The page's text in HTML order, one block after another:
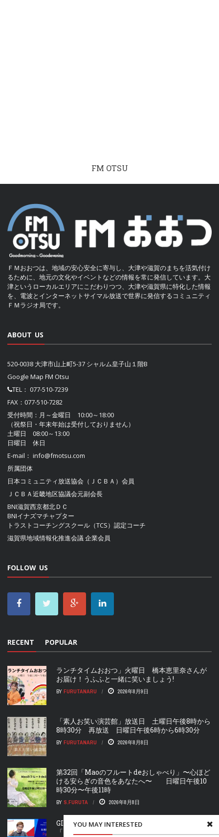
YOU MAY INTERESTED
FM OTSU
ＦＭおおつは、地域の安心安全に寄与し、大津や滋賀のまちを活気付け
るために、地元の文化やイベントなどの情報を常に発信しています。大
津というローカルエリアにこだわりつつ、大津や滋賀県に特化した情報
を、電波とインターネットサイマル放送で世界に発信するコミュニティ
ＦＭラジオ局です。
ABOUT US
520-0038 大津市山上町5-37 シャルム皇子山１階B
Google Map FM Otsu
TEL： 077-510-7239
FAX：077-510-7282
受付時間：月～金曜日 10:00～18:00
（祝祭日・年末年始は受付しておりません）
土曜日 08:00～13:00
日曜日 休日
E-mail： info@fmotsu.com
所属団体
日本コミュニティ放送協会（ＪＣＢＡ） 会員
ＪＣＢＡ近畿地区協議会元副会長
BNI滋賀西京都北ＤＣ
BNIイナズマチャプター
トラストコーチングスクール（TCS）認定コーチ
滋賀県地域情報化推進会議企業会員
FOLLOW US
RECENT POPULAR
ランチタイムおおつ」火曜日 橋本恵里奈さんが
お届け！うふふと一緒に笑いましょう!
BY FURUTANARU 2026年8月9日
「素人お笑い演芸館」放送日 土曜日午後8時から
8時30分 再放送 日曜日午後6時から6時30分
BY FURUTANARU 2026年8月8日
第32回「Maoのフルートdeおしゃべり」〜心ほど
ける安らぎの音色をあなたへ〜 日曜日午後10
時30分〜午後11時
BY S.FURUTA 2026年8月8日
GIVEの流儀 Part.2」第40回 再放送 ゲストは
「「合同会社water&craft」の代表、石田亮介さ